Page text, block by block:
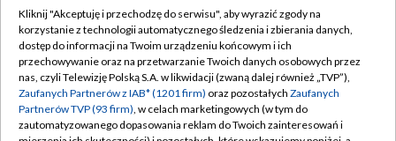
TVP
Abonament TVP
Emisja w TVP
Centrum informacji TVP
Regulamin TVP
Polityka prywatności
Moje zgody
Kliknij "Akceptuję i przechodzę do serwisu", aby wyrazić zgody na
korzystanie z technologii automatycznego śledzenia i zbierania danych,
dostęp do informacji na Twoim urządzeniu końcowym i ich
przechowywanie oraz na przetwarzanie Twoich danych osobowych przez
nas, czyli Telewizję Polską S.A. w likwidacji (zwaną dalej również „TVP”),
Zaufanych Partnerów z IAB* (1201 firm) oraz pozostałych Zaufanych
Partnerów TVP (93 firm), w celach marketingowych (w tym do
zautomatyzowanego dopasowania reklam do Twoich zainteresowań i